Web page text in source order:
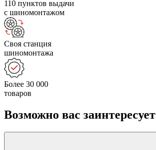
110 пунктов выдачи
с шиномонтажом
Своя станция
шиномонтажа
Более 30 000
товаров
Возможно вас заинтересует